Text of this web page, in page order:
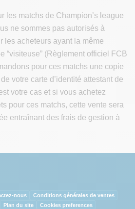
les matchs de Champion’s league
ne sommes pas autorisés à
les acheteurs ayant la même
“visiteuse” (Règlement officiel FCB
pour ces matchs une copie
votre carte d’identité attestant de
votre cas et si vous achetez
pour ces matchs, cette vente sera
entraînant des frais de gestion à
nous
Conditions générales de ventes
Plan du site Cookies preferences